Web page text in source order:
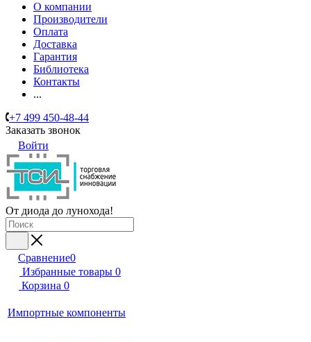
О компании
Производители
Оплата
Доставка
Гарантия
Библиотека
Контакты
...
+7 499 450-48-44
Заказать звонок
Войти
От диода до лунохода!
Сравнение0
Избранные товары 0
Корзина 0
Импортные компоненты